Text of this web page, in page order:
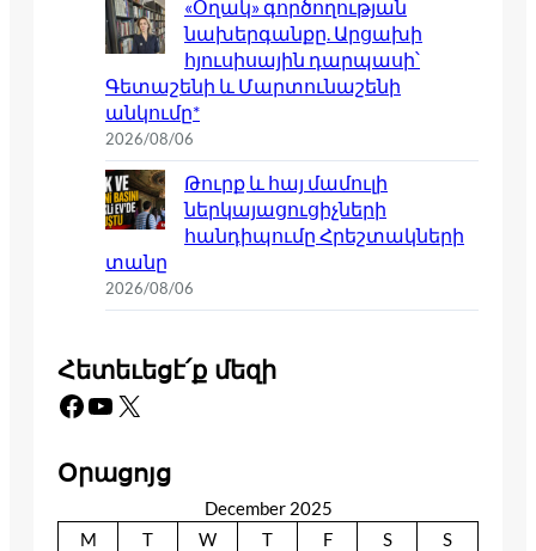
«Օղակ» գործողության
նախերգանքը. Արցախի
հյուսիսային դարպասի՝
Գետաշենի և Մարտունաշենի
անկումը*
2026/08/06
Թուրք և հայ մամուլի
ներկայացուցիչների
հանդիպումը Հրեշտակների
տանը
2026/08/06
Հետեւեցէ՛ք մեզի
Facebook YouTube X
Օրացոյց
December 2025
M
T W T F S
S